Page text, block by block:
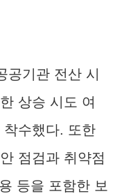
공기관 전산 시
상승 시도 여
수했다. 또한
점검과 취약점
등을 포함한 보